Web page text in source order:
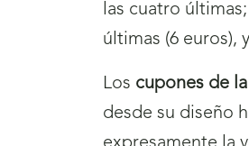
las cuatro
últimas (6 euros),
Los cupones de
desde su diseño